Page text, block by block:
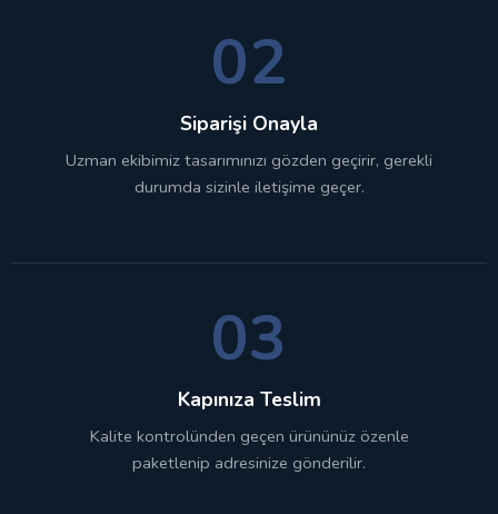
02
Siparişi Onayla
Uzman ekibimiz tasarımınızı gözden geçirir, gerekli
durumda sizinle iletişime geçer.
03
Kapınıza Teslim
Kalite kontrolünden geçen ürününüz özenle
paketlenip adresinize gönderilir.